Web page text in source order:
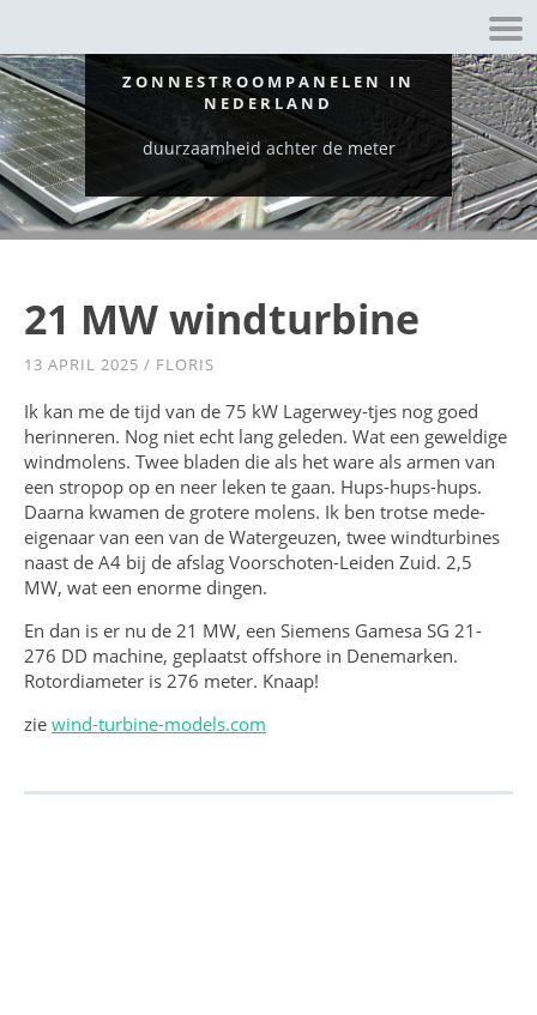
ZONNESTROOMPANELEN IN
NEDERLAND
duurzaamheid achter de meter
21 MW windturbine
13 APRIL 2025 / FLORIS
Ik kan me de tijd van de 75 kW Lagerwey-tjes nog goed
herinneren. Nog niet echt lang geleden. Wat een geweldige
windmolens. Twee bladen die als het ware als armen van
een stropop op en neer leken te gaan. Hups-hups-hups.
Daarna kwamen de grotere molens. Ik ben trotse mede-
eigenaar van een van de Watergeuzen, twee windturbines
naast de A4 bij de afslag Voorschoten-Leiden Zuid. 2,5
MW, wat een enorme dingen.
En dan is er nu de 21 MW, een Siemens Gamesa SG 21-
276 DD machine, geplaatst offshore in Denemarken.
Rotordiameter is 276 meter. Knaap!
zie wind-turbine-models.com